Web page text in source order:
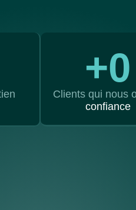
+0
Clients qui nous
confiance